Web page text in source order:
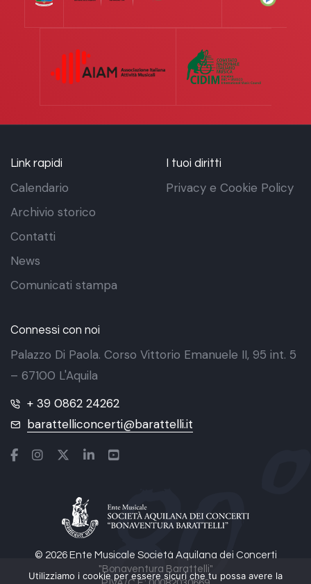
© 2026 Ente Musicale Società Aquilana dei Concerti
"Bonaventura Barattelli"
Link rapidi
Calendario
Archivio storico
Contatti
News
Comunicati stampa
I tuoi diritti
Privacy e Cookie Policy
Connessi con noi
Palazzo Di Paola. Corso Vittorio Emanuele II, 95 int. 5
– 67100 L'Aquila
+ 39 0862 24262
barattelliconcerti@barattelli.it
Utilizziamo i cookie per essere sicuri che tu possa avere la